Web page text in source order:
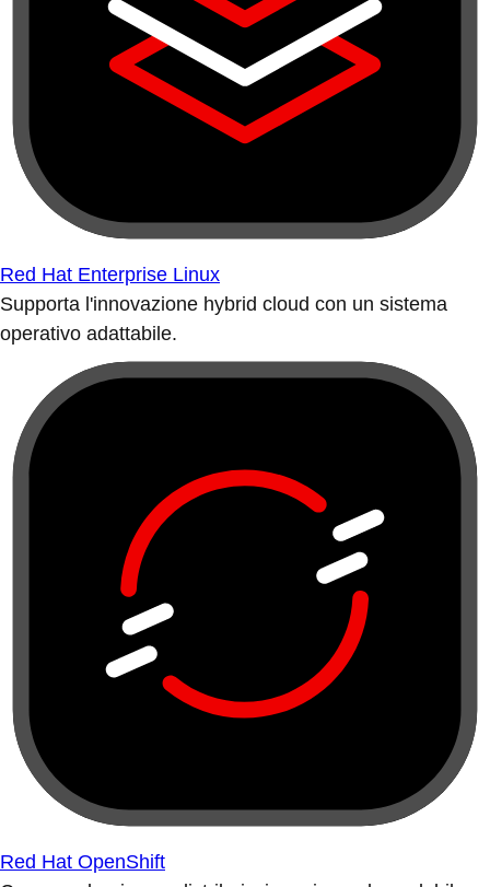
Red Hat Enterprise Linux
Supporta l'innovazione hybrid cloud con un sistema
operativo adattabile.
Red Hat OpenShift